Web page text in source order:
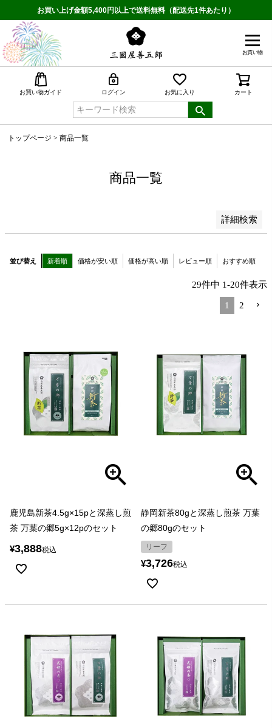
お買い上げ金額5,400円以上で送料無料（配送先1件あたり）
お買い物
お買い物ガイド ログイン お気に入り カート
トップページ 商品一覧
商品一覧
詳細検索
予約商品
予約商品のみを表示
並び順
新着順
登録順
価格が安い順
価格が高い順
優先度順
レビュー順
検索
並び替え 新着順 価格が安い順 価格が高い順 レビュー順 おすすめ順
29件中 1-20件表示
1 2
鹿児島新茶4.5g×15pと深蒸し煎
茶 万葉の郷5g×12pのセット
¥3,888税込
静岡新茶80gと深蒸し煎茶 万葉
の郷80gのセット
リーフ
¥3,726税込